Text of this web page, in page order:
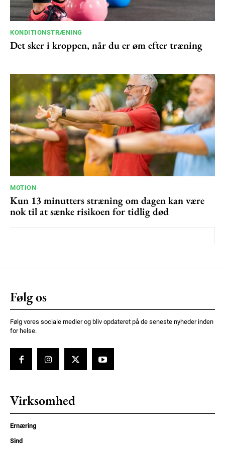
100DKK / year
Ut mollis pellentesque tortor
Nullam eu erat condimentum
Donec quis est ac felis
Orci varius natoque dolor
YEARLY PRICING MONTHLY PRICING
KONDITIONSTRÆNING
Det sker i kroppen, når du er øm efter træning
MOTION
Kun 13 minutters stræning om dagen kan være
nok til at sænke risikoen for tidlig død
Følg os
Følg vores sociale medier og bliv opdateret på de seneste nyheder inden
for helse.
Virksomhed
Ernæring
Sind